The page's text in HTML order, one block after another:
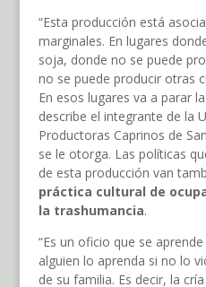
“Esta producción está
marginales. En lugares
soja, donde no se puede
no se puede producir otras
En esos lugares va a parar
describe el integrante de la
Productoras Caprinos de
se le otorga. Las políticas
de esta producción van
práctica cultural de
la trashumancia.
“Es un oficio que se
alguien lo aprenda si no lo
de su familia. Es decir, la